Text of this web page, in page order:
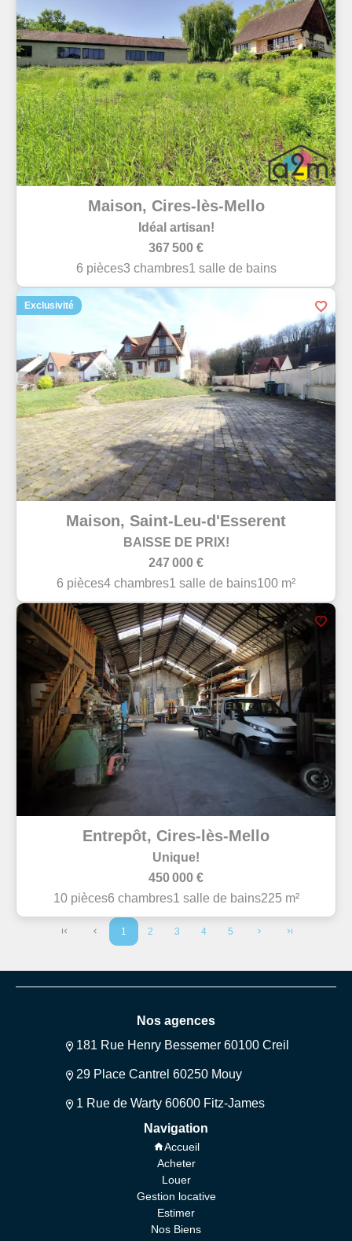
Maison, Cires-lès-Mello
Idéal artisan!
367 500 €
6 pièces3 chambres1 salle de bains
Exclusivité
Maison, Saint-Leu-d'Esserent
BAISSE DE PRIX!
247 000 €
6 pièces4 chambres1 salle de bains100 m²
Entrepôt, Cires-lès-Mello
Unique!
450 000 €
10 pièces6 chambres1 salle de bains225 m²
1 2 3 4 5
Nos agences
181 Rue Henry Bessemer 60100 Creil
29 Place Cantrel 60250 Mouy
1 Rue de Warty 60600 Fitz-James
Navigation
Accueil
Acheter
Louer
Gestion locative
Estimer
Nos Biens